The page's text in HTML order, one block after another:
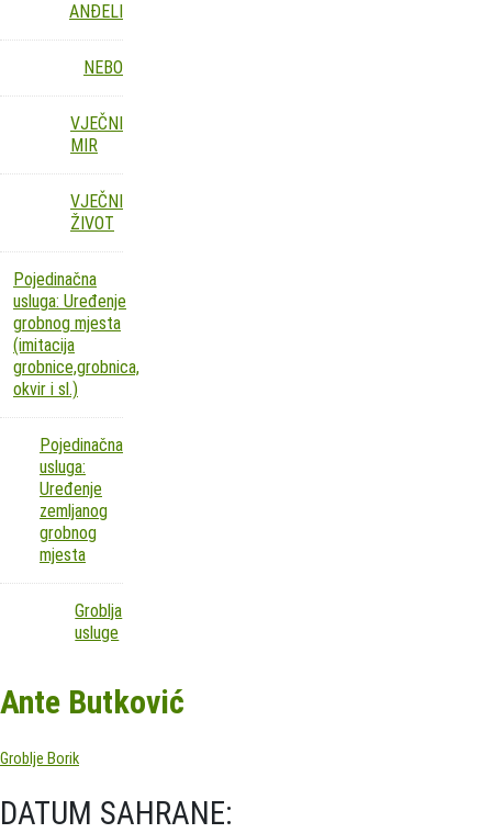
ANĐELI
NEBO
VJEČNI
MIR
VJEČNI
ŽIVOT
Pojedinačna
usluga: Uređenje
grobnog mjesta
(imitacija
grobnice,grobnica,
okvir i sl.)
Pojedinačna
usluga:
Uređenje
zemljanog
grobnog
mjesta
Groblja
usluge
Ante Butković
Groblje Borik
DATUM SAHRANE: